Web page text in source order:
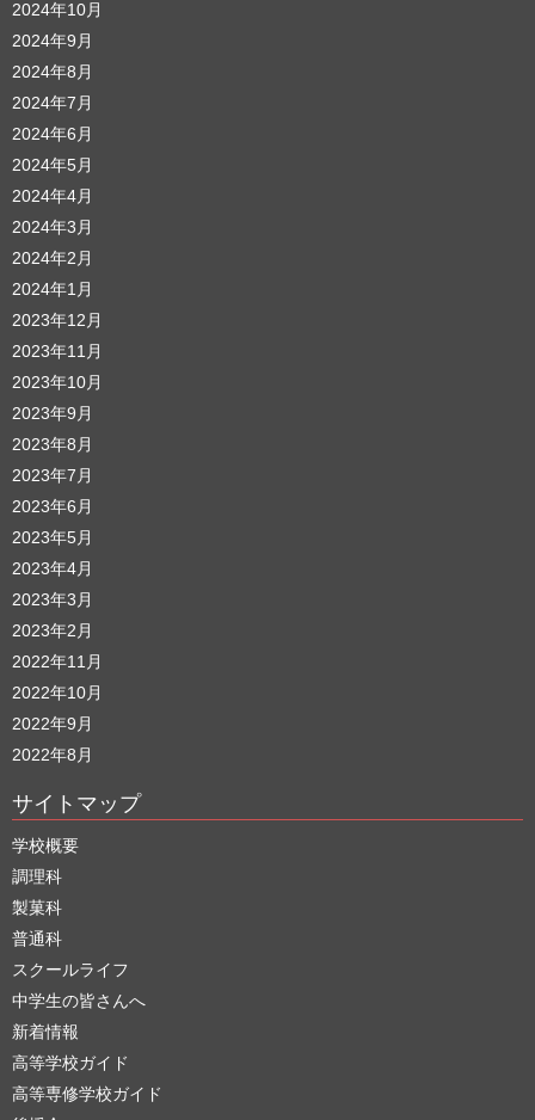
2024年10月
2024年9月
2024年8月
2024年7月
2024年6月
2024年5月
2024年4月
2024年3月
2024年2月
2024年1月
2023年12月
2023年11月
2023年10月
2023年9月
2023年8月
2023年7月
2023年6月
2023年5月
2023年4月
2023年3月
2023年2月
2022年11月
2022年10月
2022年9月
2022年8月
サイトマップ
学校概要
調理科
製菓科
普通科
スクールライフ
中学生の皆さんへ
新着情報
高等学校ガイド
高等専修学校ガイド